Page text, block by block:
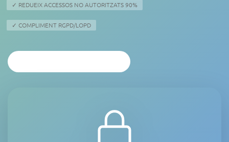
✓ REDUEIX ACCESSOS NO AUTORITZATS 90%
✓ COMPLIMENT RGPD/LOPD